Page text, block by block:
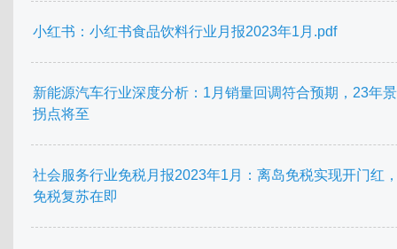
小红书：小红书食品饮料行业月报2023年1月.pdf
新能源汽车行业深度分析：1月销量回调符合预期，23年
拐点将至
社会服务行业免税月报2023年1月：离岛免税实现开门红
免税复苏在即